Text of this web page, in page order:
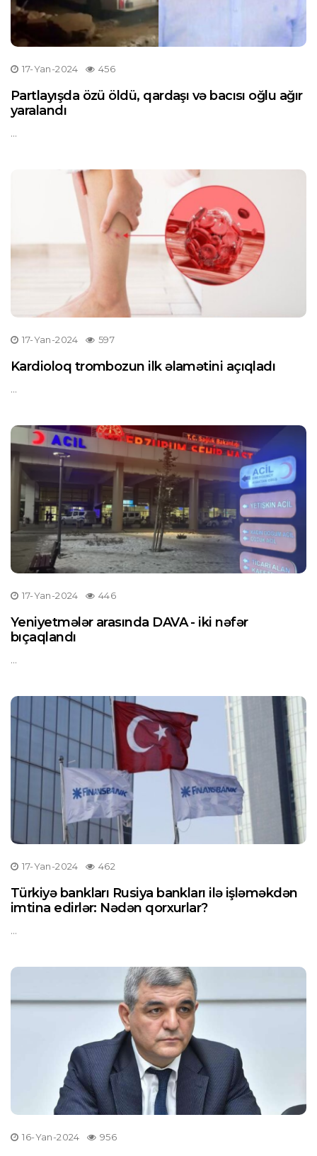
17-Yan-2024 456
Partlayışda özü öldü, qardaşı və bacısı oğlu ağır
yaralandı
...
17-Yan-2024 597
Kardioloq trombozun ilk əlamətini açıqladı
...
17-Yan-2024 446
Yeniyetmələr arasında DAVA - iki nəfər
bıçaqlandı
...
17-Yan-2024 462
Türkiyə bankları Rusiya bankları ilə işləməkdən
imtina edirlər: Nədən qorxurlar?
...
16-Yan-2024 956